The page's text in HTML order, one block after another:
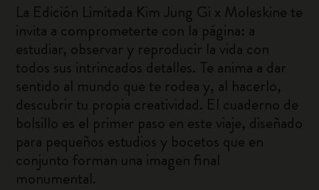
La Edición Limitada Kim Jung Gi x Moleskine te
invita a comprometerte con la página: a
estudiar, observar y reproducir la vida con
todos sus intrincados detalles. Te anima a dar
sentido al mundo que te rodea y, al hacerlo,
descubrir tu propia creatividad. El cuaderno de
bolsillo es el primer paso en este viaje, diseñado
para pequeños estudios y bocetos que en
conjunto forman una imagen final
monumental.